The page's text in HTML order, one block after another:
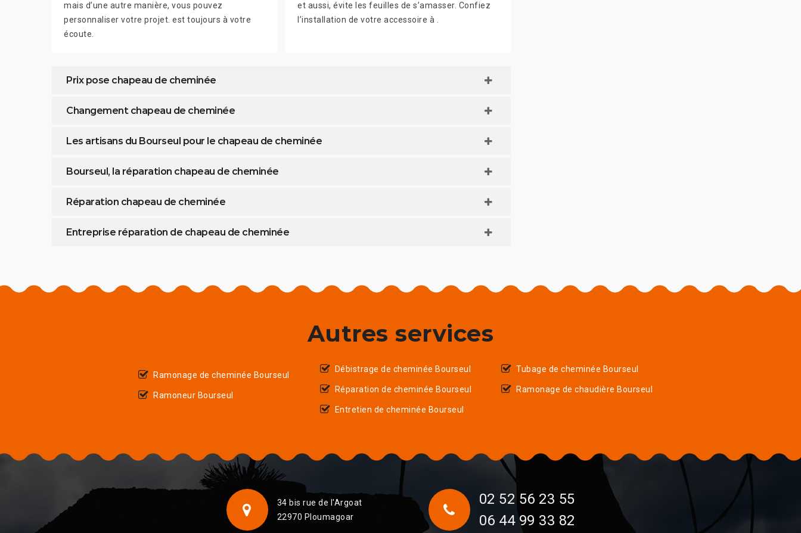
mais d’une autre manière, vous pouvez
personnaliser votre projet. est toujours à votre
écoute.
et aussi, évite les feuilles de s’amasser. Confiez
l’installation de votre accessoire à .
Prix pose chapeau de cheminée
Changement chapeau de cheminée
Les artisans du Bourseul pour le chapeau de cheminée
Bourseul, la réparation chapeau de cheminée
Réparation chapeau de cheminée
Entreprise réparation de chapeau de cheminée
Autres services
Ramonage de cheminée Bourseul
Ramoneur Bourseul
Débistrage de cheminée Bourseul
Réparation de cheminée Bourseul
Entretien de cheminée Bourseul
Tubage de cheminée Bourseul
Ramonage de chaudière Bourseul
34 bis rue de l'Argoat
22970 Ploumagoar
02 52 56 23 55
06 44 99 33 82